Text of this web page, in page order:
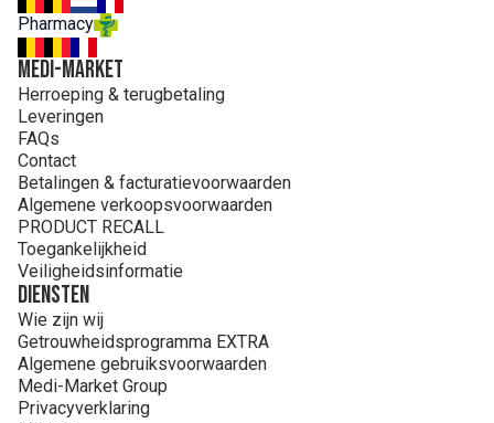
Pharmacy
MEDI-MARKET
Herroeping & terugbetaling
Leveringen
FAQs
Contact
Betalingen & facturatievoorwaarden
Algemene verkoopsvoorwaarden
PRODUCT RECALL
Toegankelijkheid
Veiligheidsinformatie
Diensten
Wie zijn wij
Getrouwheidsprogramma EXTRA
Algemene gebruiksvoorwaarden
Medi-Market Group
Privacyverklaring